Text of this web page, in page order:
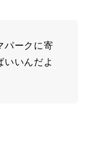
パークに寄
いんだよ